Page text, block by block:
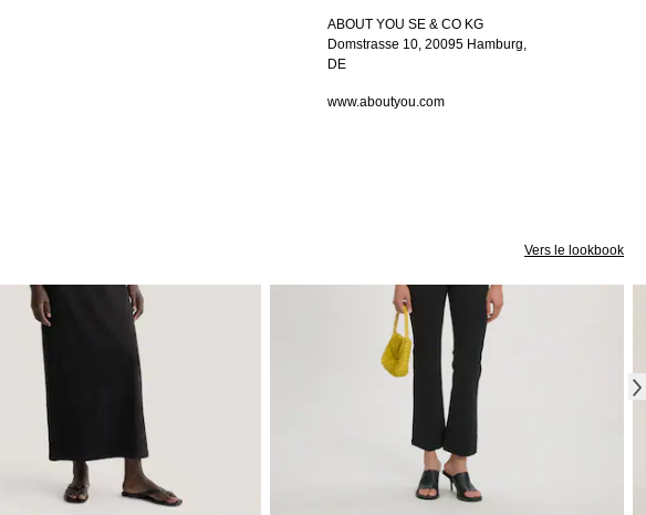
ABOUT YOU SE & CO KG
Domstrasse 10, 20095 Hamburg,
DE
www.aboutyou.com
Vers le lookbook